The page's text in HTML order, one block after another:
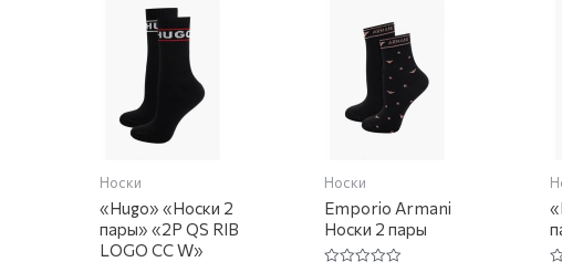
Носки
«Hugo» «Носки 2
пары» «2P QS RIB
LOGO CC W»
Носки
Emporio Armani
Носки 2 пары